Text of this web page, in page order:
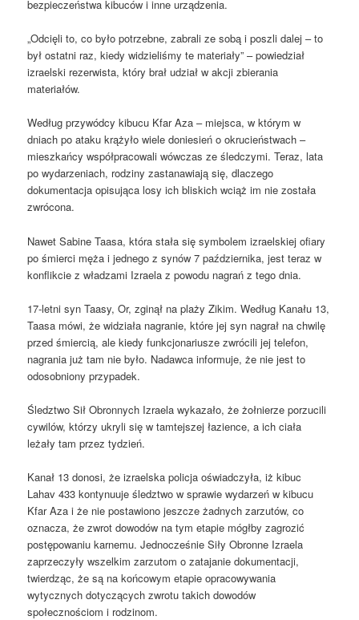
bezpieczeństwa kibuców i inne urządzenia.
„Odcięli to, co było potrzebne, zabrali ze sobą i poszli dalej – to
był ostatni raz, kiedy widzieliśmy te materiały” – powiedział
izraelski rezerwista, który brał udział w akcji zbierania
materiałów.
Według przywódcy kibucu Kfar Aza – miejsca, w którym w
dniach po ataku krążyło wiele doniesień o okrucieństwach –
mieszkańcy współpracowali wówczas ze śledczymi. Teraz, lata
po wydarzeniach, rodziny zastanawiają się, dlaczego
dokumentacja opisująca losy ich bliskich wciąż im nie została
zwrócona.
Nawet Sabine Taasa, która stała się symbolem izraelskiej ofiary
po śmierci męża i jednego z synów 7 października, jest teraz w
konflikcie z władzami Izraela z powodu nagrań z tego dnia.
17-letni syn Taasy, Or, zginął na plaży Zikim. Według Kanału 13,
Taasa mówi, że widziała nagranie, które jej syn nagrał na chwilę
przed śmiercią, ale kiedy funkcjonariusze zwrócili jej telefon,
nagrania już tam nie było. Nadawca informuje, że nie jest to
odosobniony przypadek.
Śledztwo Sił Obronnych Izraela wykazało, że żołnierze porzucili
cywilów, którzy ukryli się w tamtejszej łazience, a ich ciała
leżały tam przez tydzień.
Kanał 13 donosi, że izraelska policja oświadczyła, iż kibuc
Lahav 433 kontynuuje śledztwo w sprawie wydarzeń w kibucu
Kfar Aza i że nie postawiono jeszcze żadnych zarzutów, co
oznacza, że ​​zwrot dowodów na tym etapie mógłby zagrozić
postępowaniu karnemu. Jednocześnie Siły Obronne Izraela
zaprzeczyły wszelkim zarzutom o zatajanie dokumentacji,
twierdząc, że są na końcowym etapie opracowywania
wytycznych dotyczących zwrotu takich dowodów
społecznościom i rodzinom.